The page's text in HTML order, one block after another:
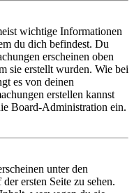
wichtige Informationen
du dich befindest. Du
erscheinen oben
sie erstellt wurden. Wie bei
es von deinen
erstellen kannst
Board-Administration ein.
unter den
ersten Seite zu sehen.